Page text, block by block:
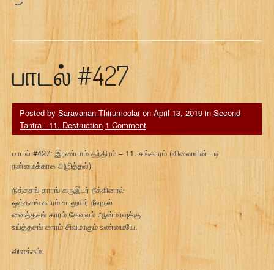
பாடல் #427
Posted by Saravanan Thirumoolaron April 13, 2019 in Second
Tantra - 11. Destruction 1 Comment
பாடல் #427: இரண்டாம் தந்திரம் – 11. சங்காரம் (வினையின் படி
நன்மைக்காக அழித்தல்)
நித்தசங் காரங் கருஇடர் நீக்கினால்
ஒத்தசங் காரம் உடலுயிர் நீவுதல்
வைத்தசங் காரம் கேவலம் ஆன்மாவுக்கு
உய்த்தசங் காரம் சிவமாகும் உண்மையே.
விளக்கம்: